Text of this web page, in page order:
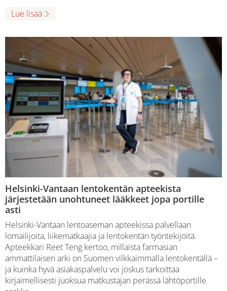
Lue lisää
Helsinki-Vantaan lentokentän apteekista
järjestetään unohtuneet lääkkeet jopa portille
asti
Helsinki-Vantaan lentoaseman apteekissa palvellaan
lomailijoita, liikematkaajia ja lentokentän työntekijöitä.
Apteekkari Reet Teng kertoo, millaista farmasian
ammattilaisen arki on Suomen vilkkaimmalla lentokentällä –
ja kuinka hyvä asiakaspalvelu voi joskus tarkoittaa
kirjaimellisesti juoksua matkustajan perässä lähtöportille